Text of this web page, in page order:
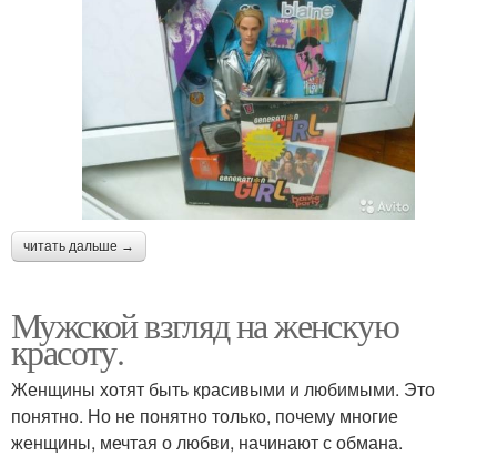
читать дальше →
Мужской взгляд на женскую
красоту.
Женщины хотят быть красивыми и любимыми. Это
понятно. Но не понятно только, почему многие
женщины, мечтая о любви, начинают с обмана.